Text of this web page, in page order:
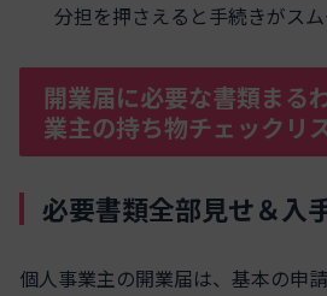
分担を押さえると手続きがスム
開業届に必要な書類まる
業主の持ち物チェックリ
必要書類全部見せ＆入
個人事業主の開業届は、基本の申